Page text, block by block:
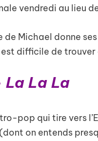
vendredi au lieu
de Michael donne
difficile de trouver
La La La
pop qui tire vers
on entends